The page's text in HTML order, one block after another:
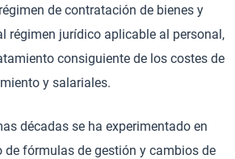
de contratación de bienes y
régimen jurídico aplicable al personal,
consiguiente de los costes de
y salariales.
décadas se ha experimentado en
de fórmulas de gestión y cambios de